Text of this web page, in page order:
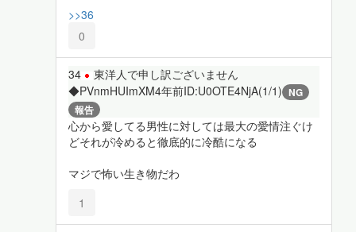
>>36
0
34
東洋人で申し訳ございません
◆PVnmHUImXM4年前ID:U0OTE4NjA(1/1) NG
報告
心から愛してる男性に対しては最大の愛情注ぐけ
どそれが冷めると徹底的に冷酷になる
マジで怖い生き物だわ
1